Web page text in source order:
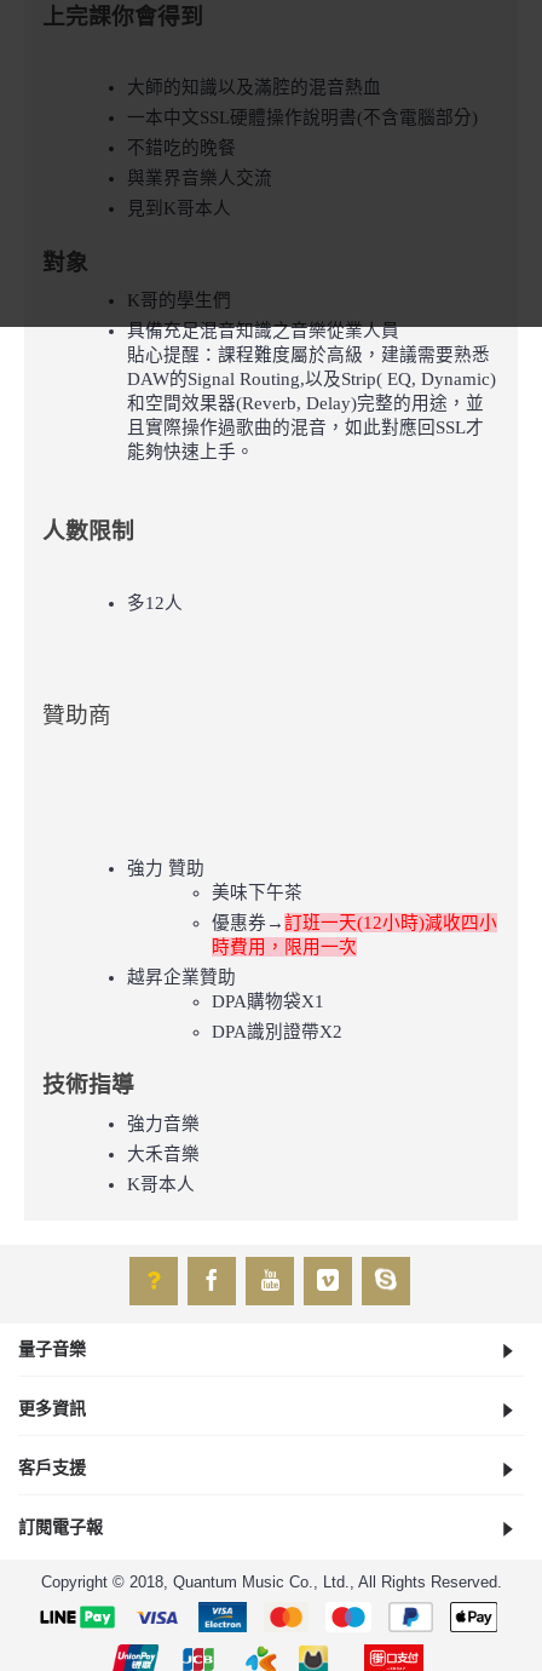
上完課你會得到
大師的知識以及滿腔的混音熱血
一本中文SSL硬體操作說明書(不含電腦部分)
不錯吃的晚餐
與業界音樂人交流
見到K哥本人
對象
K哥的學生們
具備充足混音知識之音樂從業人員
貼心提醒：課程難度屬於高級，建議需要熟悉
DAW的Signal Routing,以及Strip( EQ, Dynamic)
和空間效果器(Reverb, Delay)完整的用途，並
且實際操作過歌曲的混音，如此對應回SSL才
能夠快速上手。
人數限制
多12人
贊助商
強力 贊助
美味下午茶
優惠券→訂班一天(12小時)減收四小
時費用，限用一次
越昇企業贊助
DPA購物袋X1
DPA識別證帶X2
技術指導
強力音樂
大禾音樂
K哥本人
量子音樂
更多資訊
客戶支援
訂閱電子報
Copyright © 2018, Quantum Music Co., Ltd., All Rights Reserved.